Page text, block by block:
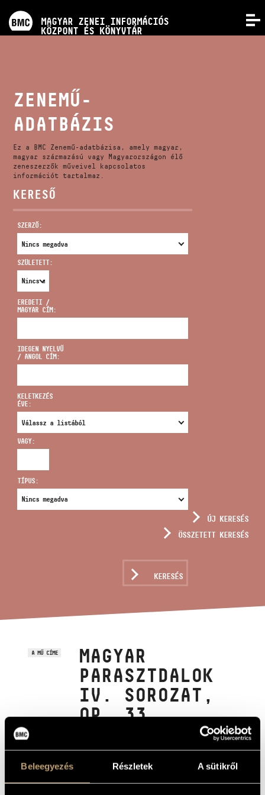
Beleegyezés Részletek A sütikről
MAGYAR ZENEI INFORMÁCIÓS
KÖZPONT ÉS KÖNYVTÁR
KÉPZÉSEK
KIADVÁNYOK
RÓLUNK
VIDEÓ GALÉRIA
CÍM
infokozpont@bmc.hu
TELEFON
NYITVA TARTÁS
ZENEMŰ-
ADATBÁZIS
Ez a BMC Zenemű-adatbázisa, amely magyar,
magyar származású vagy Magyarországon élő
zeneszerzők műveivel kapcsolatos
információt tartalmaz.
KERESŐ
SZERZŐ:
SZÜLETETT:
EREDETI /
MAGYAR CÍM:
IDEGEN NYELVŰ
/ ANGOL CÍM:
KELETKEZÉS
ÉVE:
VAGY:
TÍPUS:
ÚJ KERESÉS
ÖSSZETETT KERESÉS
KERESÉS
A MŰ CÍME
MAGYAR
PARASZTDALOK
IV. SOROZAT,
OP. 33
ZENESZERZŐ Weiner Leó
EREDETI /
MAGYAR CÍM
Magyar parasztdalok IV. sorozat, Op. 33